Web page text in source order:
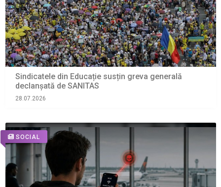
Sindicatele din Educație susțin greva generală
declanșată de SANITAS
28.07.2026
SOCIAL